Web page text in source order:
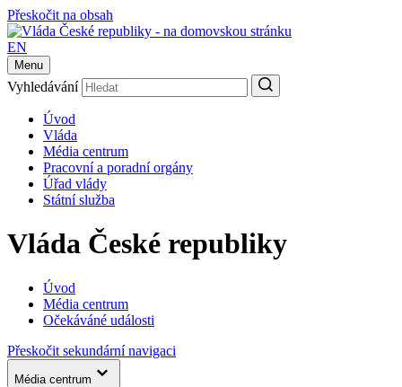
Přeskočit na obsah
EN
Menu
Vyhledávání
Úvod
Vláda
Média centrum
Pracovní a poradní orgány
Úřad vlády
Státní služba
Vláda České republiky
Úvod
Média centrum
Očekáváné události
Přeskočit sekundární navigaci
Média centrum